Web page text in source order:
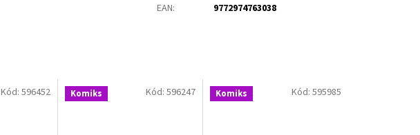
Kód: 596452 Komiks Kód:596247 Komiks Kód: 595985
EAN: 9772974763038